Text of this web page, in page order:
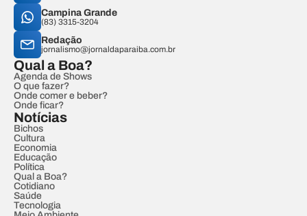
Campina Grande
(83) 3315-3204
Redação
jornalismo@jornaldaparaiba.com.br
Qual a Boa?
Agenda de Shows
O que fazer?
Onde comer e beber?
Onde ficar?
Notícias
Bichos
Cultura
Economia
Educação
Política
Qual a Boa?
Cotidiano
Saúde
Tecnologia